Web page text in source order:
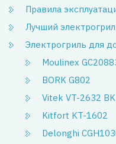
Правила
Лучший
Электрогриль для
Moulinex
BORK G802
Vitek VT-2632 BK
Kitfort KT-1602
Delonghi